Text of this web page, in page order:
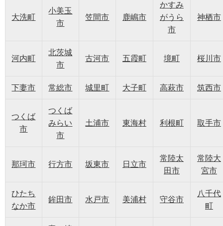
大洗町
小美玉
市
笠間市 鹿嶋市
かすみ
がうら
市
神栖市
河内町
北茨城
市
古河市 五霞町 境町 桜川市
下妻市 常総市 城里町 大子町 高萩市 筑西市
つくば
市
つくば
みらい
市
土浦市 東海村 利根町 取手市
那珂市 行方市 坂東市 日立市
常陸太
田市
常陸大
宮市
ひたち
なか市
鉾田市 水戸市 美浦村 守谷市
八千代
町